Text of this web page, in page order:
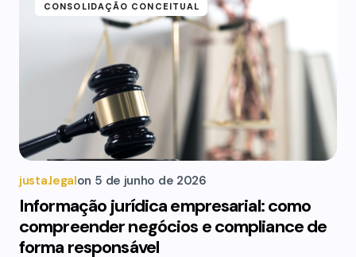
CONSOLIDAÇÃO CONCEITUAL
justa.legalon 5 de junho de 2026
Informação jurídica empresarial: como
compreender negócios e compliance de
forma responsável